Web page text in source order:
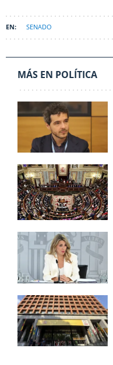
SENADO
MÁS EN POLÍTICA